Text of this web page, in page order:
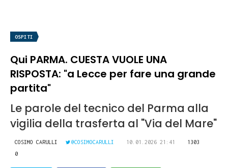
OSPITI
Qui PARMA. CUESTA VUOLE UNA
RISPOSTA: "a Lecce per fare una grande
partita"
Le parole del tecnico del Parma alla
vigilia della trasferta al "Via del Mare"
COSIMO CARULLI @COSIMOCARULLI 10.01.2026 21:41
1303
0